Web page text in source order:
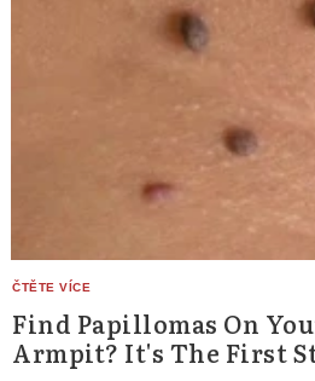
Find Papillomas On
Armpit? It's The First